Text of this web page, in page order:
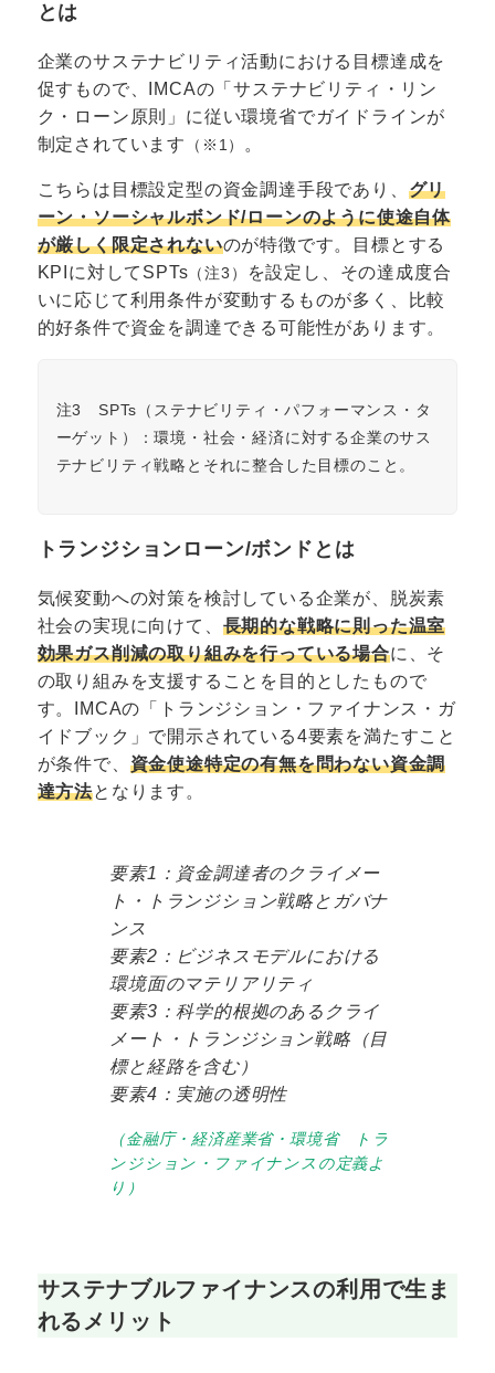
とは
企業のサステナビリティ活動における目標達成を
促すもので、IMCAの「サステナビリティ・リン
ク・ローン原則」に従い環境省でガイドラインが
制定されています
（※1） 。
こちらは目標設定型の資金調達手段であり、 グリ
ーン・ソーシャルボンド/ローンのように使途自体
が厳しく限定されないのが特徴です。目標とする
KPIに対してSPTs （注3）
を設定し、その達成度合
いに応じて利用条件が変動するものが多く、比較
的好条件で資金を調達できる可能性があります。
注3 SPTs（ステナビリティ・パフォーマンス・タ
ーゲット）：環境・社会・経済に対する企業のサス
テナビリティ戦略とそれに整合した目標のこと。
トランジションローン/ボンドとは
気候変動への対策を検討している企業が、脱炭素
社会の実現に向けて、 長期的な戦略に則った温室
効果ガス削減の取り組みを行っている場合に、そ
の取り組みを支援することを目的としたもので
す。IMCAの「トランジション・ファイナンス・ガ
イドブック」で開示されている4要素を満たすこと
が条件で、 資金使途特定の有無を問わない資金調
達方法となります。
要素1：資金調達者のクライメー
ト・トランジション戦略とガバナ
ンス
要素2：ビジネスモデルにおける
環境面のマテリアリティ
要素3：科学的根拠のあるクライ
メート・トランジション戦略（目
標と経路を含む）
要素4：実施の透明性
（金融庁・経済産業省・環境省 トラ
ンジション・ファイナンスの定義よ
り）
サステナブルファイナンスの利用で生ま
れるメリット